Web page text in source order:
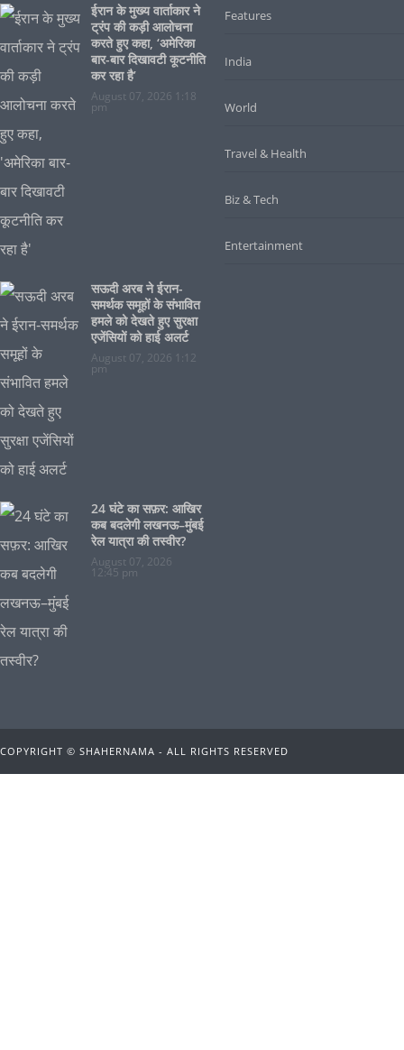
ईरान के मुख्य वार्ताकार ने
ट्रंप की कड़ी आलोचना
करते हुए कहा, ‘अमेरिका
बार-बार दिखावटी कूटनीति
कर रहा है’
August 07, 2026 1:18
pm
सऊदी अरब ने ईरान-
समर्थक समूहों के संभावित
हमले को देखते हुए सुरक्षा
एजेंसियों को हाई अलर्ट
August 07, 2026 1:12
pm
24 घंटे का सफ़र: आखिर
कब बदलेगी लखनऊ–मुंबई
रेल यात्रा की तस्वीर?
August 07, 2026
12:45 pm
Features
India
World
Travel & Health
Biz & Tech
Entertainment
COPYRIGHT © SHAHERNAMA - ALL RIGHTS RESERVED